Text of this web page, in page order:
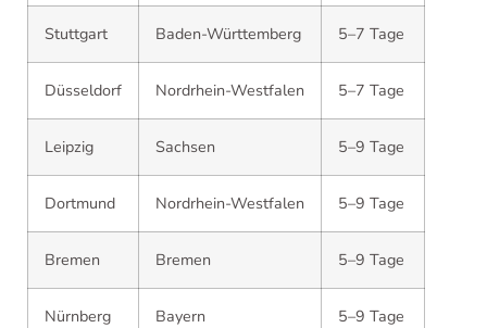
Stuttgart Baden-Württemberg 5–7 Tage
Düsseldorf Nordrhein-Westfalen 5–7 Tage
Leipzig Sachsen 5–9 Tage
Dortmund Nordrhein-Westfalen 5–9 Tage
Bremen Bremen 5–9 Tage
Nürnberg Bayern 5–9 Tage